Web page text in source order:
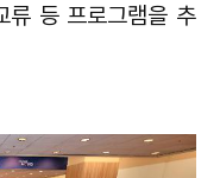
류 등 프로그램을 추